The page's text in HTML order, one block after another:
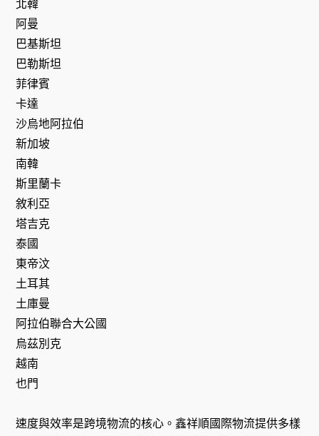
北韓
阿曼
巴基斯坦
巴勒斯坦
菲律賓
卡達
沙烏地阿拉伯
新加坡
南韓
斯里蘭卡
敘利亞
塔吉克
泰國
東帝汶
土耳其
土庫曼
阿拉伯聯合大公國
烏茲別克
越南
也門
速度與效率是跨境物流的核心。鑫祥順國際物流提供多樣